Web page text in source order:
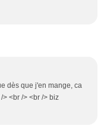
dès que j'en mange, ca
<br /> <br /> biz